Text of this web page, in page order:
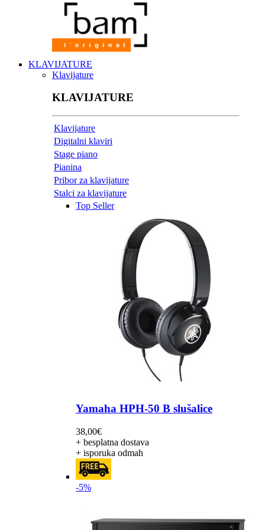
KLAVIJATURE
Klavijature
KLAVIJATURE
Klavijature
Digitalni klaviri
Stage piano
Pianina
Pribor za klavijature
Stalci za klavijature
Top Seller
Yamaha HPH-50 B slušalice
38,00€
+ besplatna dostava
+ isporuka odmah
-5%